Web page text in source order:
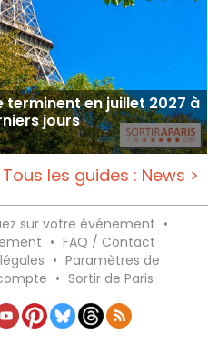
terminent en juillet 2027 à
jours
Tous les guides : News >
sur votre événement •
• FAQ / Contact
• Paramètres de
• Sortir de Paris